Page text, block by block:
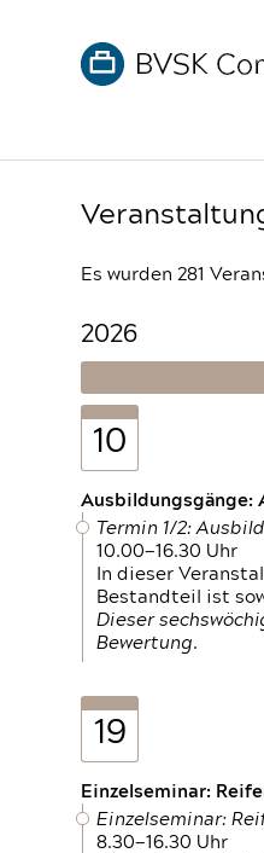
Es wurden 281
2026
10
Ausbildungsgänge:
Termin 1/2:
10.00—16.30 Uhr
In dieser
Bestandteil ist
Dieser
Bewertung.
19
Einzelseminar:
Einzelseminar:
8.30—16.30 Uhr